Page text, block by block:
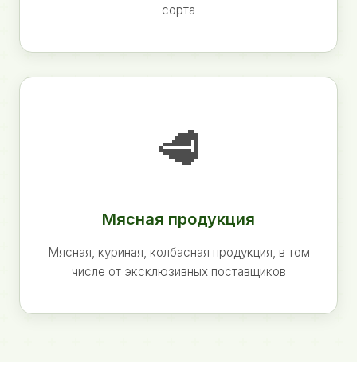
сорта
🥩
Мясная продукция
Мясная, куриная, колбасная продукция, в том
числе от эксклюзивных поставщиков